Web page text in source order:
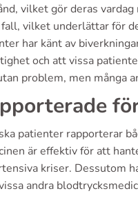
vilket gör deras vardag
vilket underlättar för
har känt av
och att vissa
problem, men många
patienter rapporterar
är effektiv för att
kriser. Dessutom
andra